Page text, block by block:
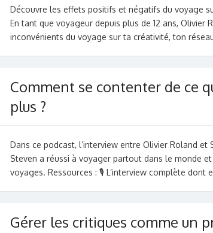
Découvre les effets positifs et négatifs du voyage
En tant que voyageur depuis plus de 12 ans, Olivier
inconvénients du voyage sur ta créativité, ton
Comment se contenter de ce
plus ?
Dans ce podcast, l’interview entre Olivier Roland
Steven a réussi à voyager partout dans le monde
voyages. Ressources : 🎙️ L’interview complète dont
Gérer les critiques comme un